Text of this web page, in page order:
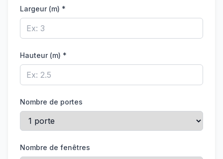
Largeur (m) *
Hauteur (m) *
Nombre de portes
Nombre de fenêtres